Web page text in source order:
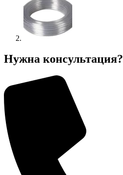
Нужна консультация?